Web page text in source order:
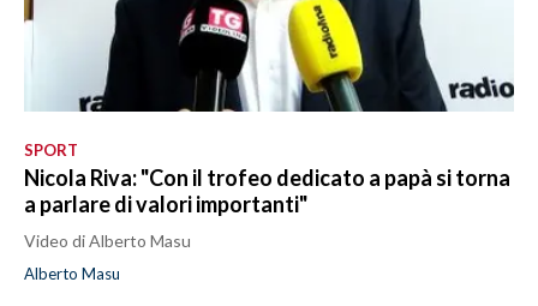
SPORT
Nicola Riva: "Con il trofeo dedicato a papà si torna
a parlare di valori importanti"
Video di Alberto Masu
Alberto Masu